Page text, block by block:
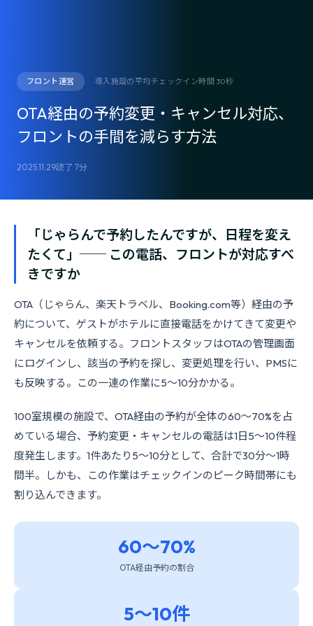
フロント運営 導入施設の平均チェックイン時間 30秒
OTA経由の予約変更・キャンセル対応、
フロントの手間を減らす方法
2025.11.29読了 7分
「じゃらんで予約したんですが、日程を変え
たくて」── この電話、フロントが対応すべ
きですか
OTA（じゃらん、楽天トラベル、Booking.com等）経由の予
約について、ゲストがホテルに直接電話をかけてきて変更や
キャンセルを依頼する。フロントスタッフはOTAの管理画面
にログインし、該当の予約を探し、変更処理を行い、PMSに
も反映する。この一連の作業に5〜10分かかる。
100室規模の施設で、OTA経由の予約が全体の60〜70%を占
めている場合、予約変更・キャンセルの電話は1日5〜10件程
度発生します。1件あたり5〜10分として、合計で30分〜1時
間半。しかも、この作業はチェックインのピーク時間帯にも
割り込んできます。
60〜70%
OTA経由予約の割合
5〜10件